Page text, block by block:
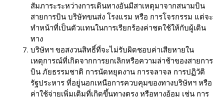
สัมภาระระหว่างการเดินทางอันมีสาเหตุมาจากสนามบิน
สายการบิน บริษัทขนส่ง โรงแรม หรือ การโจรกรรม แต่จะ
ทำหน้าที่เป็นตัวแทนในการเรียกร้องค่าชดใช้ให้กับผู้เดิน
ทาง
บริษัทฯ ขอสงวนสิทธิ์ที่จะไม่รับผิดชอบค่าเสียหายใน
เหตุการณ์ที่เกิดจากการยกเลิกหรือความล่าช้าของสายการ
บิน ภัยธรรมชาติ การนัดหยุดงาน การจลาจล การปฏิวัติ
รัฐประหาร ที่อยู่นอกเหนือการควบคุมของทางบริษัทฯ หรือ
ค่าใช้จ่ายเพิ่มเติมที่เกิดขึ้นทางตรง หรือทางอ้อม เช่น การ